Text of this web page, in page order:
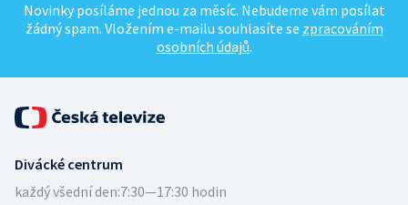
Novinky posíláme jednou za měsíc. Nebudeme vám posílat
žádný spam. Vložením e-mailu souhlasíte se zpracováním
osobních údajů.